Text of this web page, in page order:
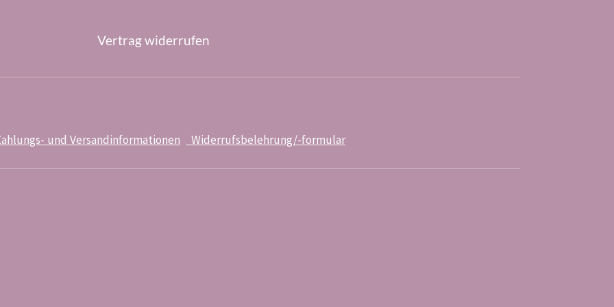
Vertrag widerrufen
und Versandinformationen Widerrufsbelehrung/-formular